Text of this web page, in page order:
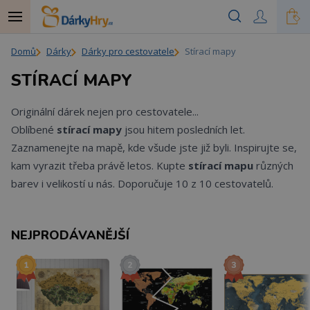
Domů Dárky Dárky pro cestovatele Stírací mapy
STÍRACÍ MAPY
Originální dárek nejen pro cestovatele...
Oblíbené stírací mapy jsou hitem posledních let.
Zaznamenejte na mapě, kde všude jste již byli. Inspirujte se,
kam vyrazit třeba právě letos. Kupte stírací mapu různých
barev i velikostí u nás. Doporučuje 10 z 10 cestovatelů.
NEJPRODÁVANĚJŠÍ